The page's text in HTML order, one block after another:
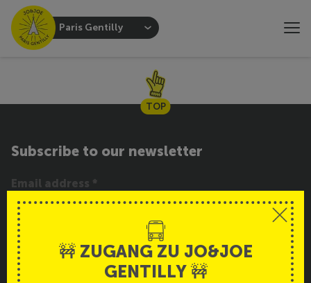
Paris Gentilly
TOP
Service
Subscribe to our newsletter
SUBSCRIBE
Deutsch
🚧 ZUGANG ZU JO&JOE
GENTILLY 🚧